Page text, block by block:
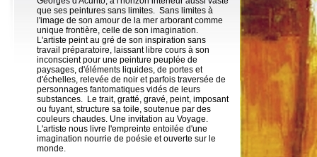
que ses peintures sans limites. Sans limites à
l'image de son amour de la mer arborant comme
unique frontière, celle de son imagination.
L'artiste peint au gré de son inspiration sans
travail préparatoire, laissant libre cours à son
inconscient pour une peinture peuplée de
paysages, d'éléments liquides, de portes et
d'échelles, relevée de noir et parfois traversée de
personnages fantomatiques vidés de leurs
substances. Le trait, gratté, gravé, peint, imposant
ou fuyant, structure sa toile, soutenue par des
couleurs chaudes. Une invitation au Voyage.
L'artiste nous livre l'empreinte entoilée d'une
imagination nourrie de poésie et ouverte sur le
monde.